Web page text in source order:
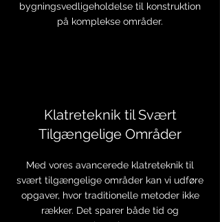
bygningsvedligeholdelse til konstruktion
på komplekse områder.
Klatreteknik til Svært
Tilgængelige Områder
Med vores avancerede klatreteknik til
svært tilgængelige områder kan vi udføre
opgaver, hvor traditionelle metoder ikke
rækker. Det sparer både tid og